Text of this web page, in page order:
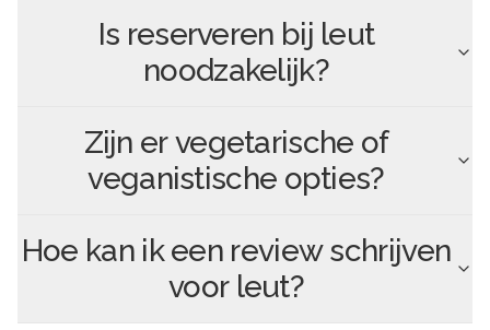
Is reserveren bij leut
noodzakelijk?
Zijn er vegetarische of
veganistische opties?
Hoe kan ik een review schrijven
voor leut?